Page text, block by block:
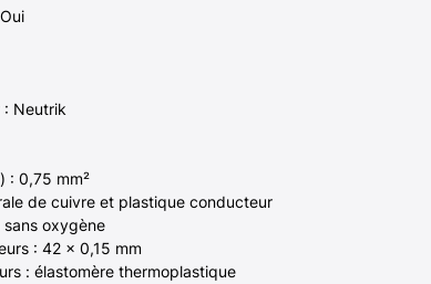
: Neutrik
: 0,75 mm²
de cuivre et plastique conducteur
sans oxygène
: 42 x 0,15 mm
: élastomère thermoplastique